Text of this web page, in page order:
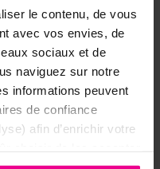
le contenu, de vous
avec vos envies, de
sociaux et de
naviguez sur notre
informations peuvent
de confiance
afin d’enrichir votre